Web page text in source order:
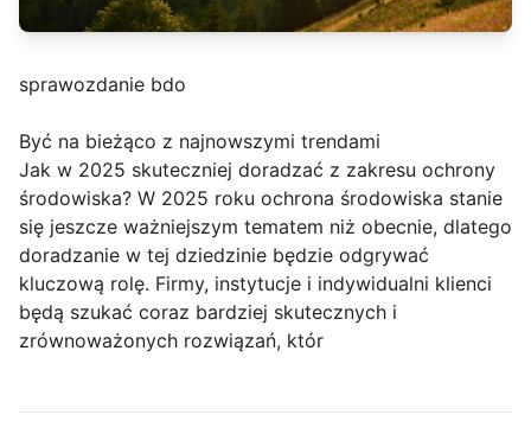
sprawozdanie bdo
Być na bieżąco z najnowszymi trendami
Jak w 2025 skuteczniej doradzać z zakresu ochrony
środowiska? W 2025 roku ochrona środowiska stanie
się jeszcze ważniejszym tematem niż obecnie, dlatego
doradzanie w tej dziedzinie będzie odgrywać
kluczową rolę. Firmy, instytucje i indywidualni klienci
będą szukać coraz bardziej skutecznych i
zrównoważonych rozwiązań, któr